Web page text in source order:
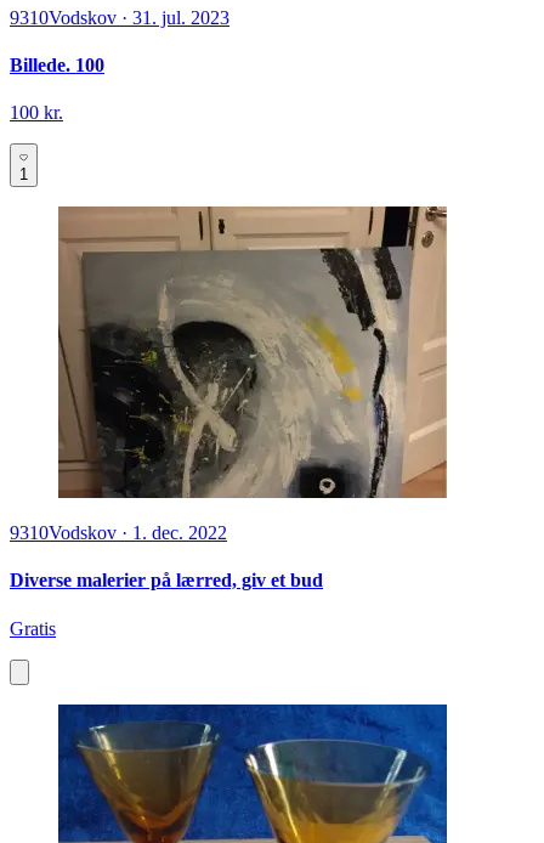
9310Vodskov · 31. jul. 2023
Billede. 100
100 kr.
1
9310Vodskov · 1. dec. 2022
Diverse malerier på lærred, giv et bud
Gratis